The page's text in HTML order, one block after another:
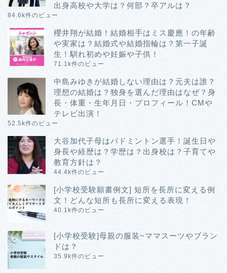
出身高校や大学は？何部？卒アルは？
84.6k件のビュー
櫻井翔が結婚！結婚相手はミス慶應！の年齢
や実家は？結婚式や結婚指輪は？第一子誕
生！馴れ初めや妊娠や子供！
71.1k件のビュー
中島みゆきが結婚しない理由は？元夫は誰？
理想の結婚は？独身を選んだ理由はなぜ？身
長・体重・生年月日・プロフィール！CMや
テレビ出演！
52.5k件のビュー
大谷加代子母はバドミントン選手！誕生日や
身長や経歴は？学歴は？出身校は？子育てや
教育方針は？
44.4k件のビュー
[小学校受験願書例文] 短所を長所に変える例
文！どんな短所も長所に変える表現！
40.1k件のビュー
[小学校受験]母親の服装~ママスーツやブラン
ドは？
35.9k件のビュー